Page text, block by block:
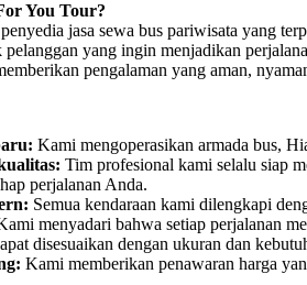
You Tour?
jasa sewa bus pariwisata yang
yang ingin menjadikan
pengalaman yang aman,
Kami mengoperasikan armada bus,
Tim profesional kami selalu siap
perjalanan Anda.
Semua kendaraan kami dilengkapi
menyadari bahwa setiap perjalanan
disesuaikan dengan ukuran dan
Kami memberikan penawaran harga